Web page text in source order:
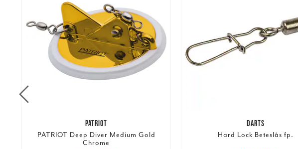
PATRIOT
PATRIOT Deep Diver Medium Gold
Chrome
DARTS
Hard Lock Beteslås fp.